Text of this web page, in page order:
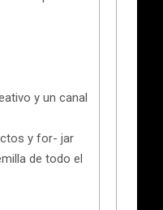
y un canal
y for- jar
de todo el